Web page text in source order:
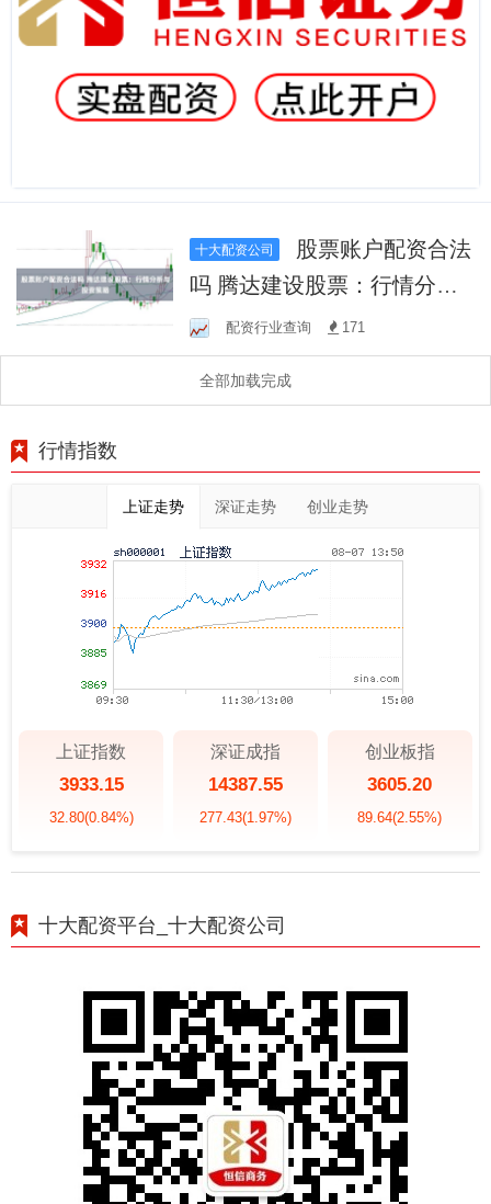
十大配资公司
吗 腾达建设股票：行情分析
与投资策略
配资行业查询 171
全部加载完成
行情指数
上证走势 深证走势 创业走势
上证指数
3933.15
32.80(0.84%)
深证成指
14387.55
277.43(1.97%)
创业板指
3605.20
89.64(2.55%)
十大配资平台_十大配资公司